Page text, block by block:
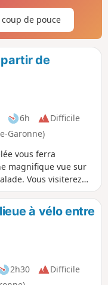
de pouce
de
6h
Difficile
Garonne)
vous ferra
magnifique vue sur
Vous visiterez
points d'eau ainsi que
à vélo entre
2h30
Difficile